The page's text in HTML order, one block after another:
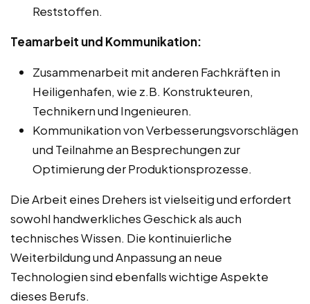
Reststoffen.
Teamarbeit und Kommunikation:
Zusammenarbeit mit anderen Fachkräften in
Heiligenhafen, wie z.B. Konstrukteuren,
Technikern und Ingenieuren.
Kommunikation von Verbesserungsvorschlägen
und Teilnahme an Besprechungen zur
Optimierung der Produktionsprozesse.
Die Arbeit eines Drehers ist vielseitig und erfordert
sowohl handwerkliches Geschick als auch
technisches Wissen. Die kontinuierliche
Weiterbildung und Anpassung an neue
Technologien sind ebenfalls wichtige Aspekte
dieses Berufs.